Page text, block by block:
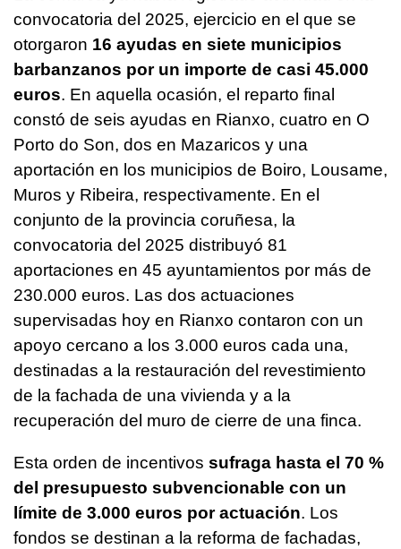
convocatoria del 2025, ejercicio en el que se
otorgaron 16 ayudas en siete municipios
barbanzanos por un importe de casi 45.000
euros. En aquella ocasión, el reparto final
constó de seis ayudas en Rianxo, cuatro en O
Porto do Son, dos en Mazaricos y una
aportación en los municipios de Boiro, Lousame,
Muros y Ribeira, respectivamente. En el
conjunto de la provincia coruñesa, la
convocatoria del 2025 distribuyó 81
aportaciones en 45 ayuntamientos por más de
230.000 euros. Las dos actuaciones
supervisadas hoy en Rianxo contaron con un
apoyo cercano a los 3.000 euros cada una,
destinadas a la restauración del revestimiento
de la fachada de una vivienda y a la
recuperación del muro de cierre de una finca.
Esta orden de incentivos sufraga hasta el 70 %
del presupuesto subvencionable con un
límite de 3.000 euros por actuación. Los
fondos se destinan a la reforma de fachadas,